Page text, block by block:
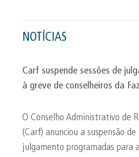
NOTÍCIAS
Carf suspende sessões de
à greve de conselheiros da
O Conselho Administrativo de
(Carf) anunciou a suspensão de
julgamento programadas para